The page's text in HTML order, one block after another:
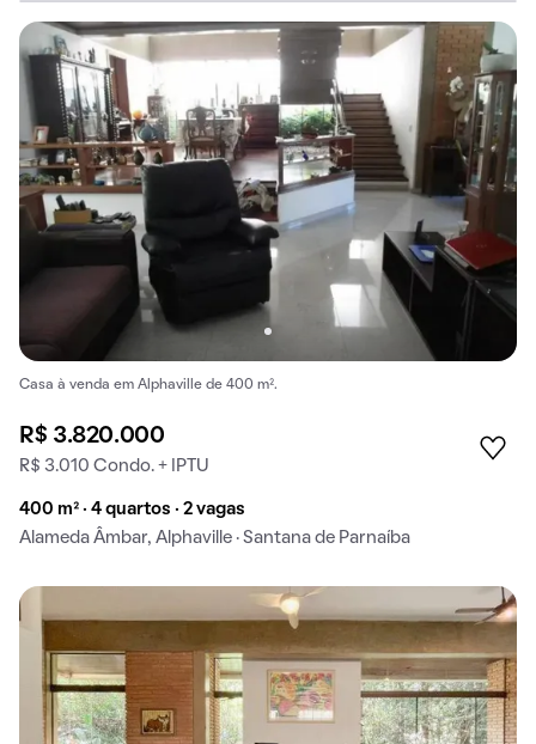
Casa à venda em Alphaville de 400 m².
R$ 3.820.000
R$ 3.010 Condo. + IPTU
400 m² · 4 quartos · 2 vagas
Alameda Âmbar, Alphaville · Santana de Parnaíba